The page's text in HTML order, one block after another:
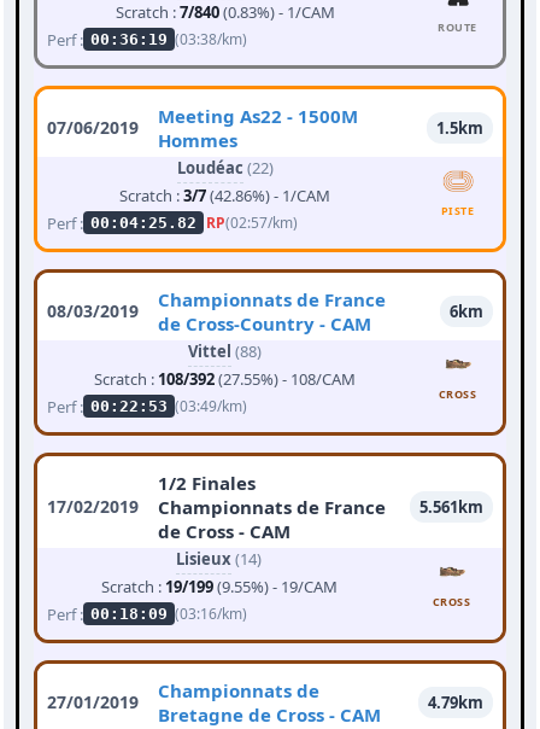
Scratch :7/840(0.83%) - 1/CAM
Perf : 00:36:19 (03:38/km)
ROUTE
07/06/2019
Meeting As22 - 1500M
Hommes
1.5km
Loudéac (22)
Scratch :3/7(42.86%) - 1/CAM
Perf : 00:04:25.82 RP(02:57/km)
PISTE
08/03/2019
Championnats de France
de Cross-Country - CAM
6km
Vittel (88)
Scratch : 108/392(27.55%) - 108/CAM
Perf : 00:22:53 (03:49/km)
CROSS
17/02/2019
1/2 Finales
Championnats de France
de Cross - CAM
5.561km
Lisieux(14)
Scratch : 19/199(9.55%) - 19/CAM
Perf : 00:18:09 (03:16/km)
CROSS
27/01/2019
Championnats de
Bretagne de Cross - CAM
4.79km